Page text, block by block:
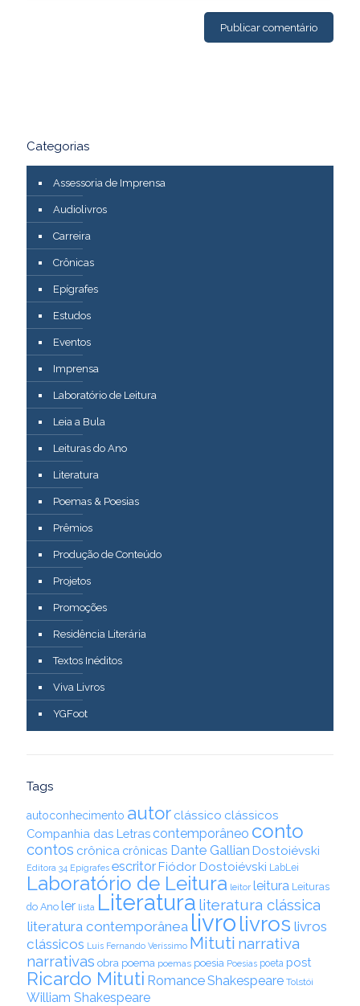
Categorias
Assessoria de Imprensa
Audiolivros
Carreira
Crônicas
Epígrafes
Estudos
Eventos
Imprensa
Laboratório de Leitura
Leia a Bula
Leituras do Ano
Literatura
Poemas & Poesias
Prêmios
Produção de Conteúdo
Projetos
Promoções
Residência Literária
Textos Inéditos
Viva Livros
YGFoot
Tags
autoconhecimento autor clássico clássicos
Companhia das Letras contemporâneo conto
contos crônica crônicas Dante Gallian Dostoiévski
Editora 34 Epígrafes escritor Fiódor Dostoiévski LabLei
Laboratório de Leitura leitor leitura Leituras
do Ano ler lista Literatura literatura clássica
literatura contemporânea livro livros livros
clássicos Luis Fernando Veríssimo Mituti narrativa
narrativas obra poema poemas poesia Poesias poeta post
Ricardo Mituti RomanceShakespeare Tolstói
William Shakespeare